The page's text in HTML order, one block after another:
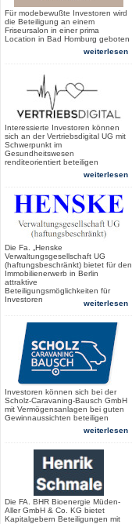
Für modebewußte Investoren wird
die Beteiligung an einem
Friseursalon in einer prima
Location in Bad Homburg geboten
weiterlesen
Interessierte Investoren können
sich an der Vertriebsdigital UG mit
Schwerpunkt im
Gesundheitswesen
renditeorientiert beteiligen
weiterlesen
Die Fa. „Henske
Verwaltungsgesellschaft UG
(haftungsbeschränkt) bietet für den
Immobilienerwerb in Berlin
attraktive
Beteiligungsmöglichkeiten für
Investoren
weiterlesen
Investoren können sich bei der
Scholz-Caravaning-Bausch GmbH
mit Vermögensanlagen bei guten
Gewinnaussichten beteiligen
weiterlesen
Die FA. BHR Bioenergie Müden-
Aller GmbH & Co. KG bietet
Kapitalgebern Beteiligungen mit